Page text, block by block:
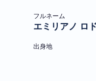
フルネーム
エミリアノ ロ
出身地